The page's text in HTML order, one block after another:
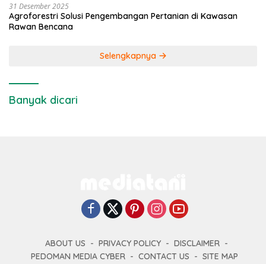
31 Desember 2025
Agroforestri Solusi Pengembangan Pertanian di Kawasan
Rawan Bencana
Selengkapnya
Banyak dicari
ABOUT US PRIVACY POLICY
DISCLAIMER
PEDOMAN MEDIA CYBER
CONTACT US SITE MAP